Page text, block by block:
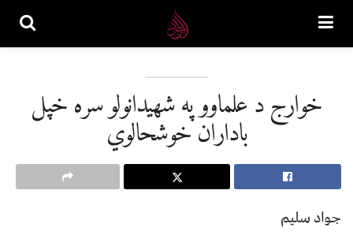
خوارج د علماوو په شهیدانولو سره خپل
باداران خوشحالوي
جواد سلیم